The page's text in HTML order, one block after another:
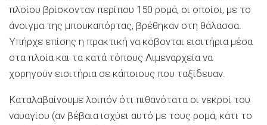
πλοίου βρίσκονταν περίπου 150 ρομά, οι οποίοι, με το
άνοιγμα της μπουκαπόρτας, βρέθηκαν στη θάλασσα.
Υπήρχε επίσης η πρακτική να κόβονται εισιτήρια μέσα
στα πλοία και τα κατά τόπους Λιμεναρχεία να
χορηγούν εισιτήρια σε κάποιους που ταξίδευαν.
Καταλαβαίνουμε λοιπόν ότι πιθανότατα οι νεκροί του
ναυαγίου (αν βέβαια ισχύει αυτό με τους ρομά, κάτι το